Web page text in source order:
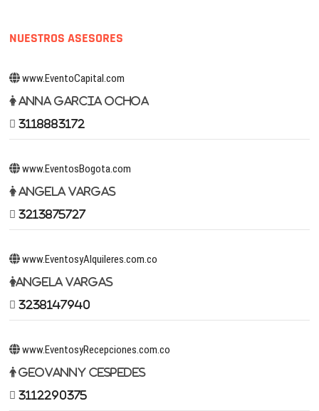
NUESTROS ASESORES
www.EventoCapital.com
Anna Garcia Ochoa
3118883172
www.EventosBogota.com
Angela Vargas
3213875727
www.EventosyAlquileres.com.co
Angela Vargas
3238147940
www.EventosyRecepciones.com.co
Geovanny Cespedes
3112290375